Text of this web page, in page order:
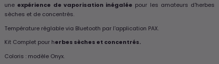
une expérience de vaporisation inégalée pour les amateurs d'herbes
sèches et de concentrés.
Température réglable via Bluetooth par l'application PAX.
Kit Complet pour herbes sèches et concentrés.
Coloris : modèle Onyx.